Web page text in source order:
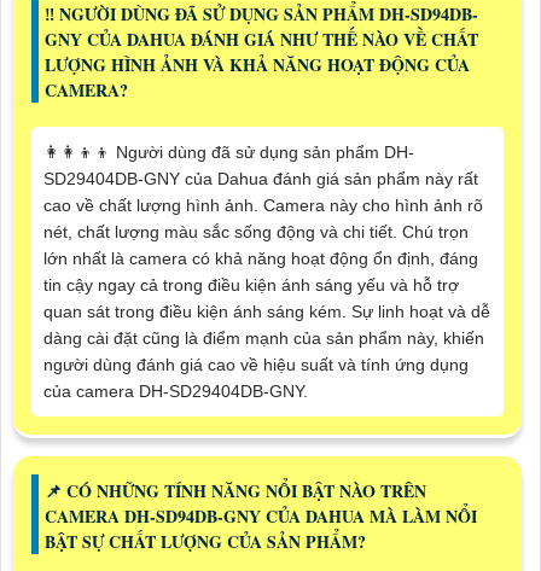
‼️ NGƯỜI DÙNG ĐÃ SỬ DỤNG SẢN PHẨM DH-SD94DB-
GNY CỦA DAHUA ĐÁNH GIÁ NHƯ THẾ NÀO VỀ CHẤT
LƯỢNG HÌNH ẢNH VÀ KHẢ NĂNG HOẠT ĐỘNG CỦA
CAMERA?
👩‍👩‍👦‍👦 Người dùng đã sử dụng sản phẩm DH-
SD29404DB-GNY của Dahua đánh giá sản phẩm này rất
cao về chất lượng hình ảnh. Camera này cho hình ảnh rõ
nét, chất lượng màu sắc sống động và chi tiết. Chú trọn
lớn nhất là camera có khả năng hoạt động ổn định, đáng
tin cậy ngay cả trong điều kiện ánh sáng yếu và hỗ trợ
quan sát trong điều kiện ánh sáng kém. Sự linh hoạt và dễ
dàng cài đặt cũng là điểm mạnh của sản phẩm này, khiến
người dùng đánh giá cao về hiệu suất và tính ứng dụng
của camera DH-SD29404DB-GNY.
📌 CÓ NHỮNG TÍNH NĂNG NỔI BẬT NÀO TRÊN
CAMERA DH-SD94DB-GNY CỦA DAHUA MÀ LÀM NỔI
BẬT SỰ CHẤT LƯỢNG CỦA SẢN PHẨM?